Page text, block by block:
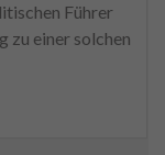
Führer
zu einer solchen